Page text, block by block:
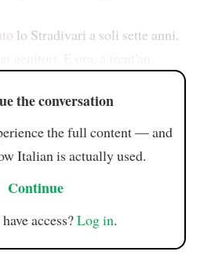
lo Stradivari a soli sette anni,
the conversation
the full content — and
Italian is actually used.
Continue
access?Log in.